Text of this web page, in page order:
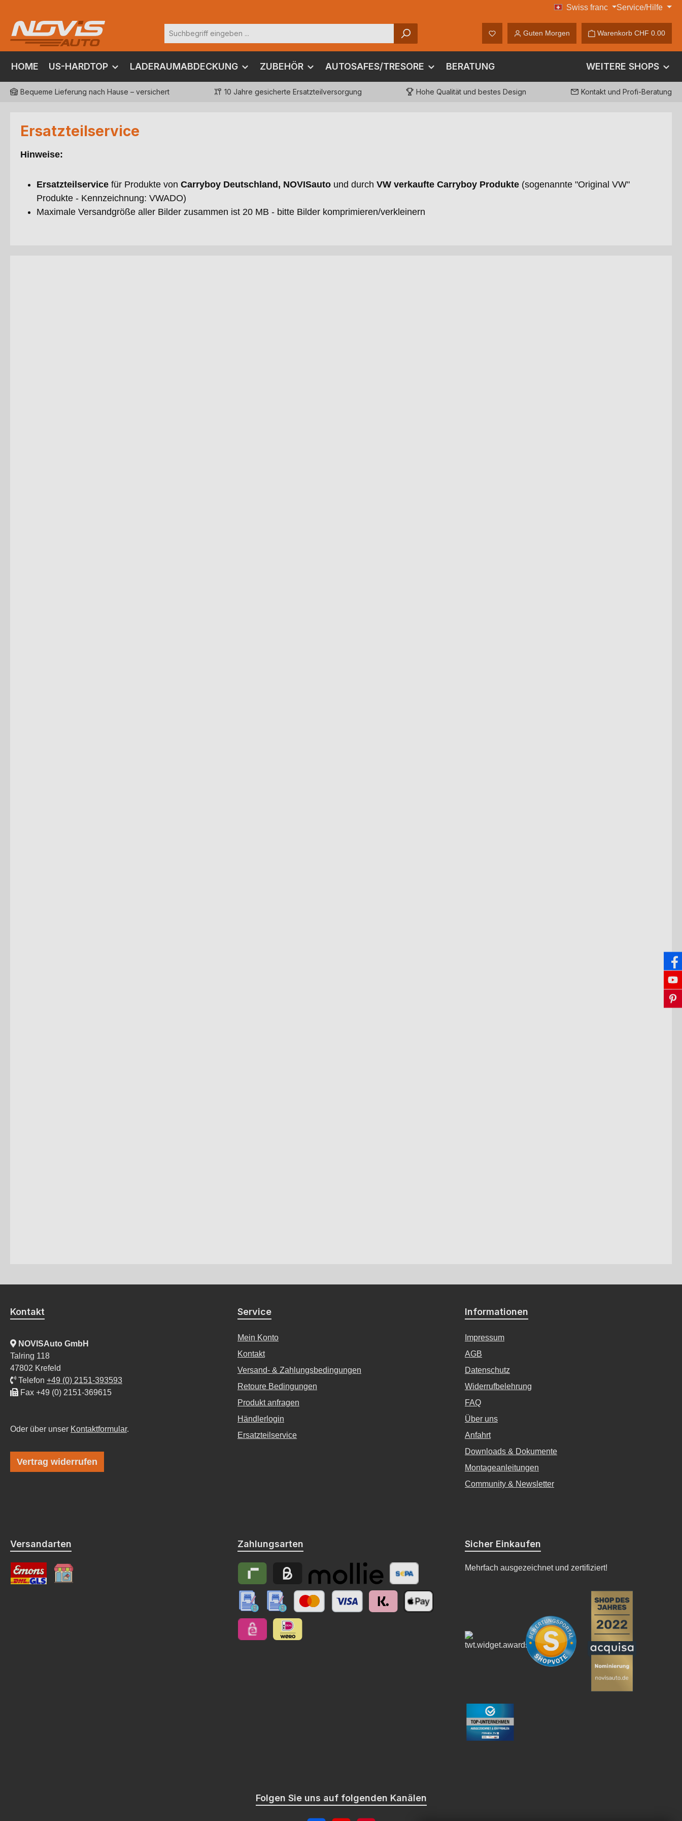
CHF
Swiss franc Service/Hilfe
Du hast 0 Produkte auf dem Merkzettel
Guten Morgen Warenkorb CHF 0.00
HOME US-HARDTOP LADERAUMABDECKUNG ZUBEHÖR AUTOSAFES/TRESORE BERATUNG WEITERE SHOPS
Bequeme Lieferung nach Hause – versichert 10 Jahre gesicherte Ersatzteilversorgung Hohe Qualität und bestes Design Kontakt und Profi-Beratung
Ersatzteilservice
Hinweise:
Ersatzteilservice für Produkte von Carryboy Deutschland, NOVISauto und durch VW verkaufte Carryboy Produkte (sogenannte "Original VW"
Produkte - Kennzeichnung: VWADO)
Maximale Versandgröße aller Bilder zusammen ist 20 MB - bitte Bilder komprimieren/verkleinern
Kontakt
NOVISAuto GmbH
Talring 118
47802 Krefeld
Telefon +49 (0) 2151-393593
Fax +49 (0) 2151-369615
Oder über unser Kontaktformular.
Vertrag widerrufen
Service
Mein Konto
Kontakt
Versand- & Zahlungsbedingungen
Retoure Bedingungen
Produkt anfragen
Händlerlogin
Ersatzteilservice
Informationen
Impressum
AGB
Datenschutz
Widerrufbelehrung
FAQ
Über uns
Anfahrt
Downloads & Dokumente
Montageanleitungen
Community & Newsletter
Versandarten Zahlungsarten
Vorkasse (SEPA Überweisung)
NO: manuelle Überweisung // Anzahlung
NO: manuelle Überweisung // Anzahlung // Schweiz
Kreditkarte
Riverty Billie Zahlungsdienstleister Mollie
Sicher Einkaufen
Mehrfach ausgezeichnet und zertifiziert!
Folgen Sie uns auf folgenden Kanälen